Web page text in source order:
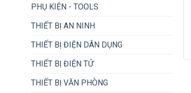
PHỤ KIỆN - TOOLS
THIẾT BỊ AN NINH
THIẾT BỊ ĐIỆN DÂN DỤNG
THIẾT BỊ ĐIỆN TỬ
THIẾT BỊ VĂN PHÒNG